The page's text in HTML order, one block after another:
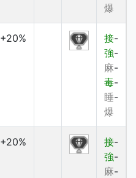
爆
+20% 接-
強-
麻-
毒-
睡-
爆
+20% 接-
強-
麻-